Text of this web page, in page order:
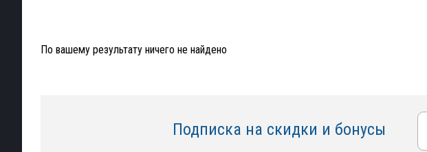
По вашему результату ничего не найдено
Подписка на скидки и бонусы